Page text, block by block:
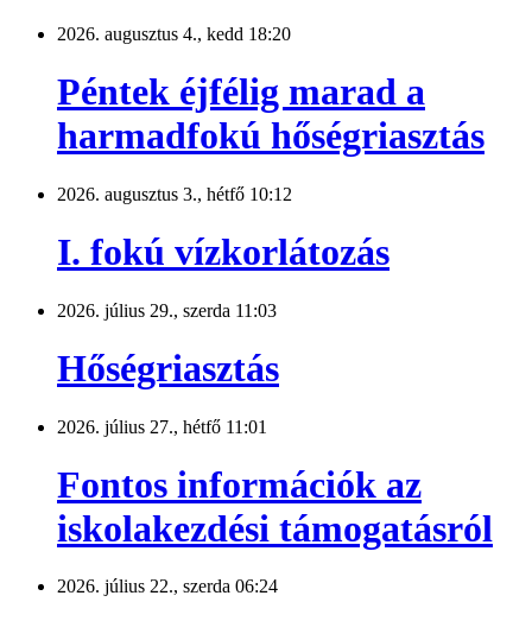
2026. augusztus 4., kedd 18:20
Péntek éjfélig marad a
harmadfokú hőségriasztás
2026. augusztus 3., hétfő 10:12
I. fokú vízkorlátozás
2026. július 29., szerda 11:03
Hőségriasztás
2026. július 27., hétfő 11:01
Fontos információk az
iskolakezdési támogatásról
2026. július 22., szerda 06:24